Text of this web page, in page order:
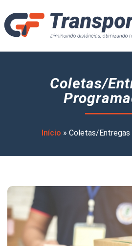
Coletas/
Início » Coletas/Entregas